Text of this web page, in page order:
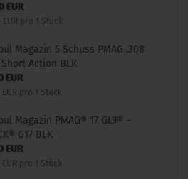
EUR
EUR pro 1 Stück
Magazin 5 Schuss PMAG .308
Short Action BLK
EUR
EUR pro 1 Stück
Magazin PMAG® 17 GL9® –
G17 BLK
EUR
EUR pro 1 Stück